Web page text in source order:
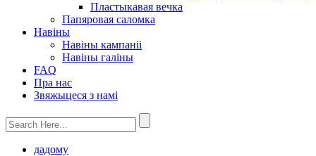
Пластыкавая вечка
Папяровая саломка
Навіны
Навіны кампаніі
Навіны галіны
FAQ
Пра нас
Звяжыцеся з намі
дадому